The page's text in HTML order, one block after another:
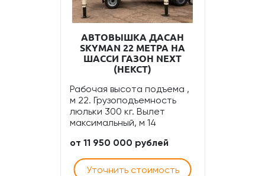
АВТОВЫШКА ДАСАН
SKYMAN 22 МЕТРА НА
ШАССИ ГАЗОН NEXT
(НЕКСТ)
Рабочая высота подъема ,
м 22. Грузоподъемность
люльки 300 кг. Вылет
максимальный, м 14
от 11 950 000 рублей
Уточнить стоимость